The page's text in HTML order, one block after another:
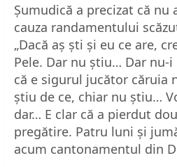
Șumudică a precizat că
cauza randamentului
„Dacă aș ști și eu ce are,
Pele. Dar nu știu… Dar nu-
că e sigurul jucător căruia
știu de ce, chiar nu știu…
dar… E clar că a pierdut
pregătire. Patru luni și
acum cantonamentul din